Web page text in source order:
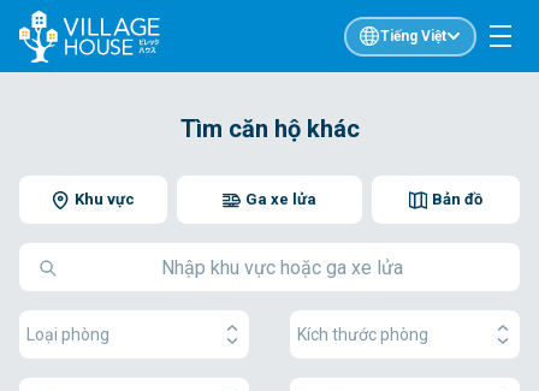
Tiếng Việt
Tìm căn hộ khác
Khu vực Bản đồ
Ga xe lửa
Loại phòng Kích thước phòng